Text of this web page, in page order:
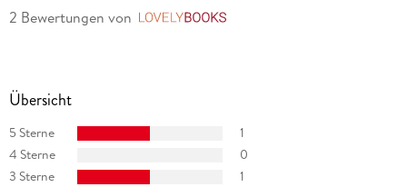
2 Bewertungen von
Übersicht
5 Sterne
1
4 Sterne
0
3 Sterne
1